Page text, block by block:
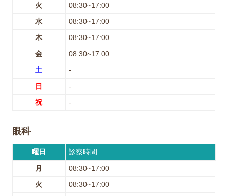
火
08:30~17:00
水
08:30~17:00
木
08:30~17:00
金
08:30~17:00
土
-
日
-
祝
-
眼科
曜日
診察時間
月
08:30~17:00
火
08:30~17:00